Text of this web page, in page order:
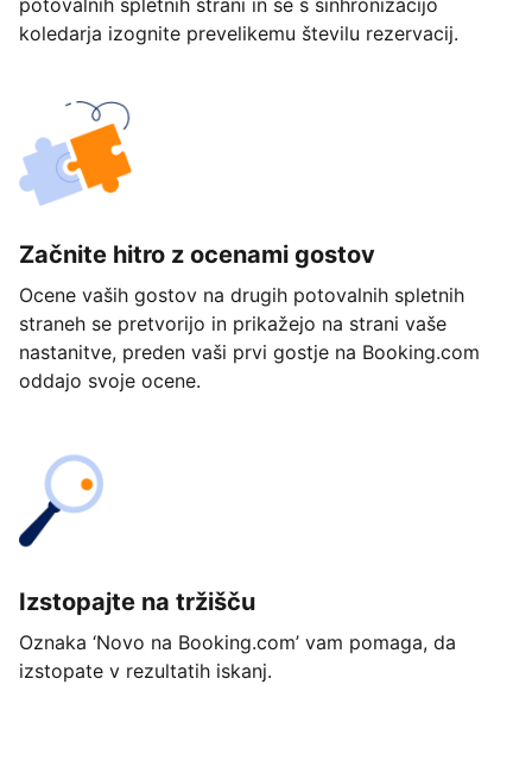
potovalnih spletnih strani in se s sinhronizacijo
koledarja izognite prevelikemu številu rezervacij.
Začnite hitro z ocenami gostov
Ocene vaših gostov na drugih potovalnih spletnih
straneh se pretvorijo in prikažejo na strani vaše
nastanitve, preden vaši prvi gostje na Booking.com
oddajo svoje ocene.
Izstopajte na tržišču
Oznaka ‘Novo na Booking.com’ vam pomaga, da
izstopate v rezultatih iskanj.